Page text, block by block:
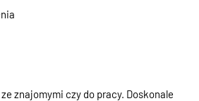
znajomymi czy do pracy. Doskonale